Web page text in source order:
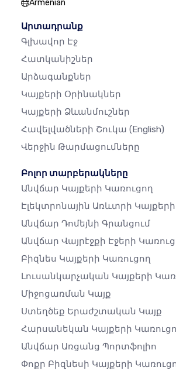
Armenian
Արտադրանք
Գլխավոր Էջ
Հատկանիշներ
Արձագանքներ
Կայքերի Օրինակներ
Կայքերի Ձևանմուշներ
Հավելվածների Շուկա (English)
Վերջին Թարմացումները
Բոլոր տարբերակները
Անվճար Կայքերի Կառուցող
Էլեկտրոնային Առևտրի
Անվճար Դոմեյնի Գրանցում
Անվճար Վայրէջքի Էջերի
Բիզնես Կայքերի Կառուցող
Լուսանկարչական Կայքերի
Միջոցառման Կայք
Ստեղծեք Երաժշտական ​​կայք
Հարսանեկան Կայքերի
Անվճար Առցանց Պորտֆոլիո
Փոքր Բիզնեսի Կայքերի